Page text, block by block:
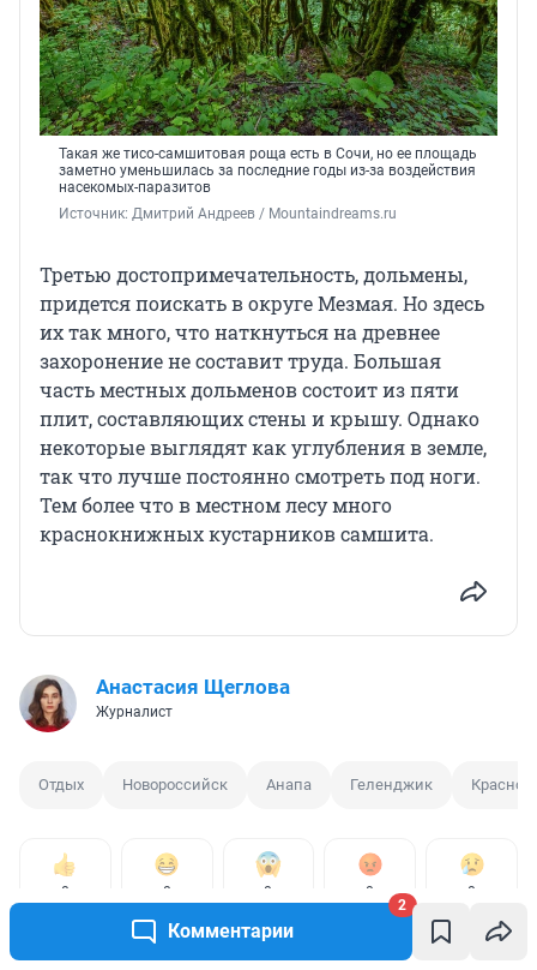
Комментарии
2
Такая же тисо-самшитовая роща есть в Сочи, но ее площадь
заметно уменьшилась за последние годы из-за воздействия
насекомых-паразитов
Источник: Дмитрий Андреев / Мountaindreams.ru
Третью достопримечательность, дольмены,
придется поискать в округе Мезмая. Но здесь
их так много, что наткнуться на древнее
захоронение не составит труда. Большая
часть местных дольменов состоит из пяти
плит, составляющих стены и крышу. Однако
некоторые выглядят как углубления в земле,
так что лучше постоянно смотреть под ноги.
Тем более что в местном лесу много
краснокнижных кустарников самшита.
Анастасия Щеглова
Журналист
Отдых Новороссийск Анапа Геленджик
0 0 0 0 0